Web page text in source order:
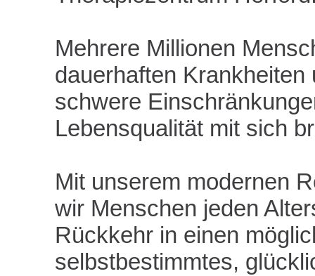
Therapiezentrum
HerfordMehrere Millionen
dauerhaften
schwere
Lebensqualität mit sich
Mit unserem modernen
wir Menschen jeden
Rückkehr in einen
selbstbestimmtes,